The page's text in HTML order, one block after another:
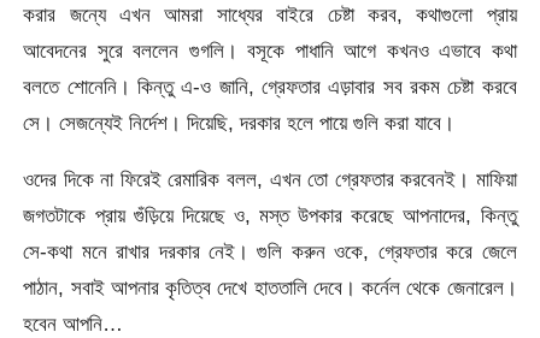
করার জন্যে এখন আমরা সাধ্যের বাইরে চেষ্টা করব, কথাগুলো প্রায়
আবেদনের সুরে বললেন গুগলি। বসূকে পাধানি আগে কখনও এভাবে কথা
বলতে শোনেনি। কিন্তু এ-ও জানি, গ্রেফতার এড়াবার সব রকম চেষ্টা করবে
সে। সেজন্যেই নির্দেশ। দিয়েছি, দরকার হলে পায়ে গুলি করা যাবে।
ওদের দিকে না ফিরেই রেমারিক বলল, এখন তো গ্রেফতার করবেনই। মাফিয়া
জগতটাকে প্রায় গুঁড়িয়ে দিয়েছে ও, মস্ত উপকার করেছে আপনাদের, কিন্তু
সে-কথা মনে রাখার দরকার নেই। গুলি করুন ওকে, গ্রেফতার করে জেলে
পাঠান, সবাই আপনার কৃতিত্ব দেখে হাততালি দেবে। কর্নেল থেকে জেনারেল।
হবেন আপনি…